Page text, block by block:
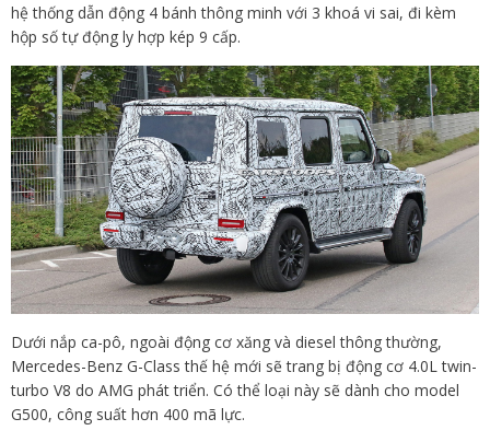
hệ thống dẫn động 4 bánh thông minh với 3 khoá vi sai, đi kèm
hộp số tự động ly hợp kép 9 cấp.
Dưới nắp ca-pô, ngoài động cơ xăng và diesel thông thường,
Mercedes-Benz G-Class thế hệ mới sẽ trang bị động cơ 4.0L twin-
turbo V8 do AMG phát triển. Có thể loại này sẽ dành cho model
G500, công suất hơn 400 mã lực.